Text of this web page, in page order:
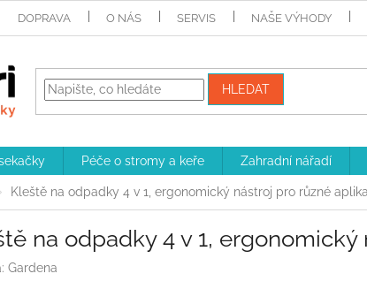
DOPRAVA O NÁS SERVIS NAŠE VÝHODY
HLEDAT
Péče o stromy a keře Zahradní nářadí
Kleště na odpadky 4 v 1, ergonomický nástroj pro různé
na odpadky 4 v 1,
Gardena